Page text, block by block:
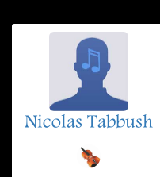
Nicolas Tabbush